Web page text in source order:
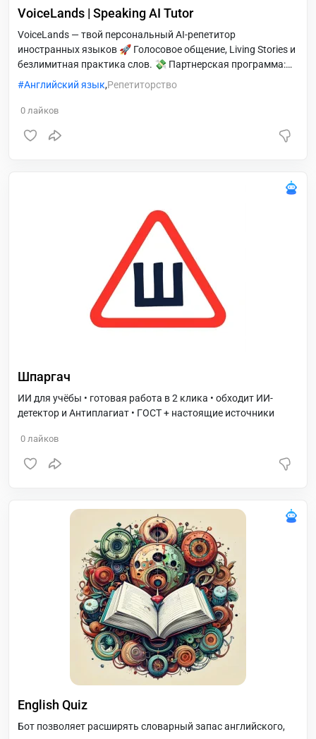
VoiceLands | Speaking AI Tutor
VoiceLands — твой персональный AI-репетитор
иностранных языков 🚀 Голосовое общение, Living Stories и
безлимитная практика слов. 💸 Партнерская программа:
получай 30% дохода с приглашенных друзей. Подписчикам
канала — месяц бесплатно 👉 @VoiceLandsBot
Английский язык,Репетиторство
0 лайков
Шпаргач
ИИ для учёбы • готовая работа в 2 клика • обходит ИИ-
детектор и Антиплагиат • ГОСТ + настоящие источники
0 лайков
English Quiz
Бот позволяет расширять словарный запас английского,